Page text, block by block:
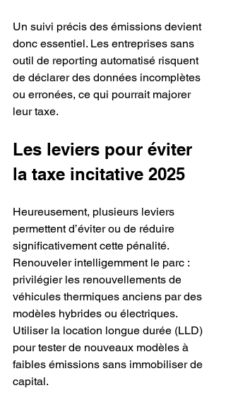
Un suivi précis des émissions devient
donc essentiel. Les entreprises sans
outil de reporting automatisé risquent
de déclarer des données incomplètes
ou erronées, ce qui pourrait majorer
leur taxe.
Les leviers pour éviter
la taxe incitative 2025
Heureusement, plusieurs leviers
permettent d’éviter ou de réduire
significativement cette pénalité.
Renouveler intelligemment le parc :
privilégier les renouvellements de
véhicules thermiques anciens par des
modèles hybrides ou électriques.
Utiliser la location longue durée (LLD)
pour tester de nouveaux modèles à
faibles émissions sans immobiliser de
capital.